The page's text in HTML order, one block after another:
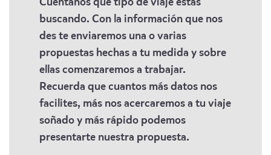
Cuéntanos qué tipo de viaje estás
buscando. Con la información que nos
des te enviaremos una o varias
propuestas hechas a tu medida y sobre
ellas comenzaremos a trabajar.
Recuerda que cuantos más datos nos
facilites, más nos acercaremos a tu viaje
soñado y más rápido podemos
presentarte nuestra propuesta.